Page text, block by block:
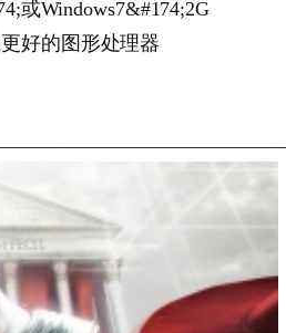
或Windows7&#174;2G
更好的图形处理器